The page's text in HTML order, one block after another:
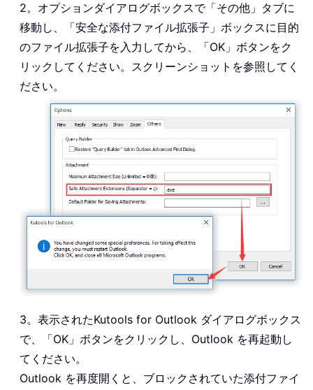
2。オプションダイアログボックスで「その他」タブに
移動し、「安全な添付ファイル拡張子」ボックスに目的
のファイル拡張子を入力してから、「OK」ボタンをク
リックしてください。スクリーンショットを参照してく
ださい。
3。表示されたKutools for Outlook ダイアログボックス
で、「OK」ボタンをクリックし、Outlook を再起動し
てください。
Outlook を再度開くと、ブロックされていた添付ファイ